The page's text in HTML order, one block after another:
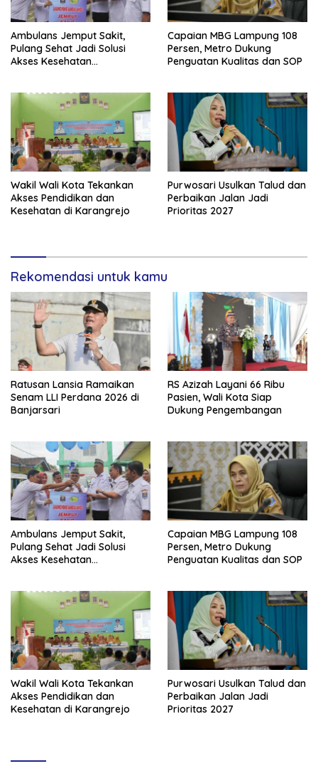
Ambulans Jemput Sakit,
Pulang Sehat Jadi Solusi
Akses Kesehatan
Capaian MBG Lampung 108
Persen, Metro Dukung
Penguatan Kualitas dan SOP
Wakil Wali Kota Tekankan
Akses Pendidikan dan
Kesehatan di Karangrejo
Purwosari Usulkan Talud dan
Perbaikan Jalan Jadi
Prioritas 2027
Rekomendasi untuk kamu
Ratusan Lansia Ramaikan
Senam LLI Perdana 2026 di
Banjarsari
RS Azizah Layani 66 Ribu
Pasien, Wali Kota Siap
Dukung Pengembangan
Ambulans Jemput Sakit,
Pulang Sehat Jadi Solusi
Akses Kesehatan
Capaian MBG Lampung 108
Persen, Metro Dukung
Penguatan Kualitas dan SOP
Wakil Wali Kota Tekankan
Akses Pendidikan dan
Kesehatan di Karangrejo
Purwosari Usulkan Talud dan
Perbaikan Jalan Jadi
Prioritas 2027